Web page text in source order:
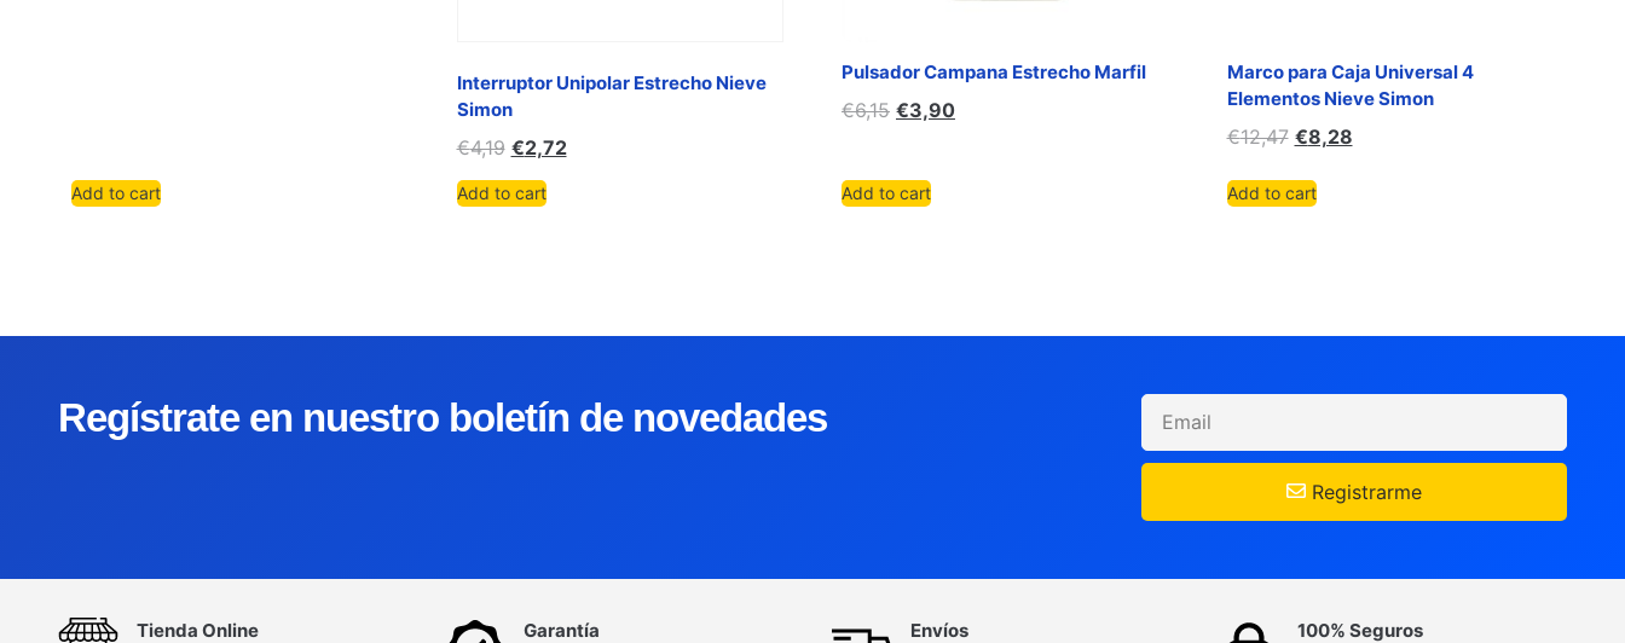
Add to cart
Interruptor Unipolar Estrecho Nieve
Simon
€4,19 €2,72
Add to cart
Pulsador Campana Estrecho Marfil
€6,15 €3,90
Add to cart
Marco para Caja Universal 4
Elementos Nieve Simon
€12,47 €8,28
Add to cart
Regístrate en nuestro boletín de novedades
Registrarme
Tienda Online Garantía Envíos 100% Seguros